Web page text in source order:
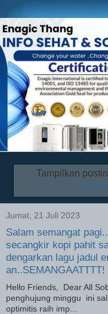
Tampilkan
Jumat, 21 Juli 2023
Salam semangat
secangkir kopi pahit
dengarkan lagu jadul
an..SEMANGAATTTT!
Hello Friends, Dear All
penghujung minggu ini
optimitis raih imp...